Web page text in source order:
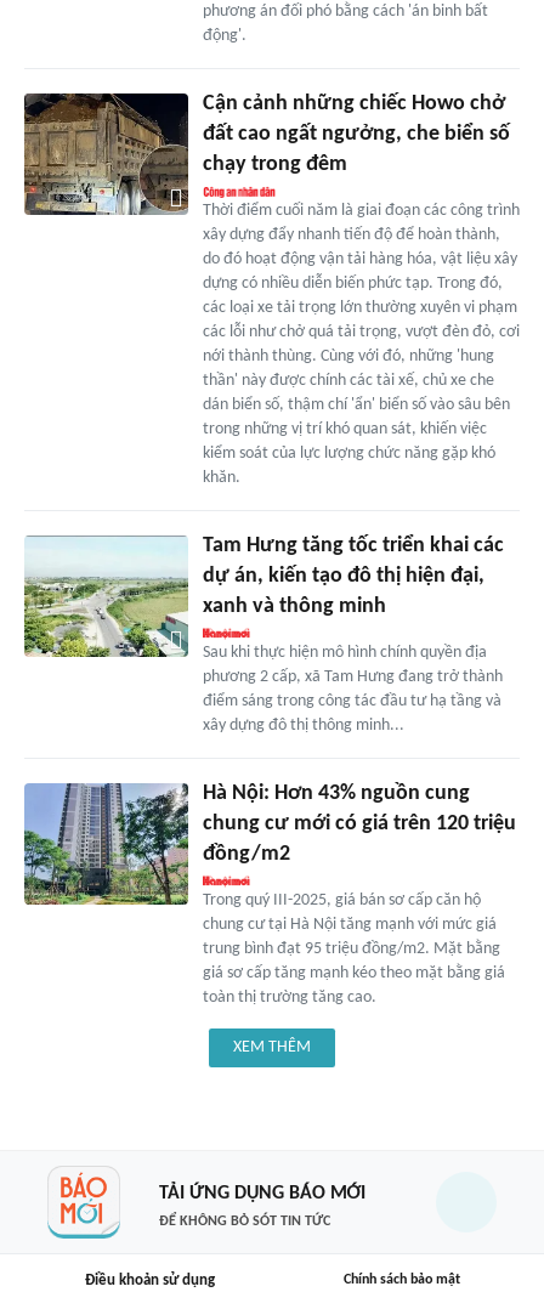
phương án đối phó bằng cách 'án binh bất
động'.
Cận cảnh những chiếc Howo chở
đất cao ngất ngưởng, che biển số
chạy trong đêm
Thời điểm cuối năm là giai đoạn các công trình
xây dựng đẩy nhanh tiến độ để hoàn thành,
do đó hoạt động vận tải hàng hóa, vật liệu xây
dựng có nhiều diễn biến phức tạp. Trong đó,
các loại xe tải trọng lớn thường xuyên vi phạm
các lỗi như chở quá tải trọng, vượt đèn đỏ, cơi
nới thành thùng. Cùng với đó, những 'hung
thần' này được chính các tài xế, chủ xe che
dán biển số, thậm chí 'ẩn' biển số vào sâu bên
trong những vị trí khó quan sát, khiến việc
kiểm soát của lực lượng chức năng gặp khó
khăn.
Tam Hưng tăng tốc triển khai các
dự án, kiến tạo đô thị hiện đại,
xanh và thông minh
Sau khi thực hiện mô hình chính quyền địa
phương 2 cấp, xã Tam Hưng đang trở thành
điểm sáng trong công tác đầu tư hạ tầng và
xây dựng đô thị thông minh...
Hà Nội: Hơn 43% nguồn cung
chung cư mới có giá trên 120 triệu
đồng/m2
Trong quý III-2025, giá bán sơ cấp căn hộ
chung cư tại Hà Nội tăng mạnh với mức giá
trung bình đạt 95 triệu đồng/m2. Mặt bằng
giá sơ cấp tăng mạnh kéo theo mặt bằng giá
toàn thị trường tăng cao.
XEM THÊM
TẢI ỨNG DỤNG BÁO MỚI
ĐỂ KHÔNG BỎ SÓT TIN TỨC
Điều khoản sử dụng Chính sách bảo mật